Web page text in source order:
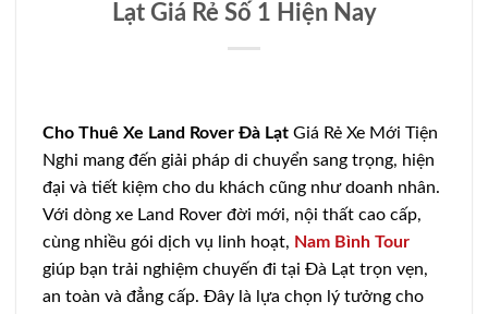
Lạt Giá Rẻ Số 1 Hiện Nay
Cho Thuê Xe Land Rover Đà Lạt Giá Rẻ Xe Mới Tiện
Nghi mang đến giải pháp di chuyển sang trọng, hiện
đại và tiết kiệm cho du khách cũng như doanh nhân.
Với dòng xe Land Rover đời mới, nội thất cao cấp,
cùng nhiều gói dịch vụ linh hoạt, Nam Bình Tour
giúp bạn trải nghiệm chuyến đi tại Đà Lạt trọn vẹn,
an toàn và đẳng cấp. Đây là lựa chọn lý tưởng cho